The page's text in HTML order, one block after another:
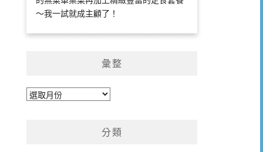
～我一試就成主顧了！
彙整
彙
分類